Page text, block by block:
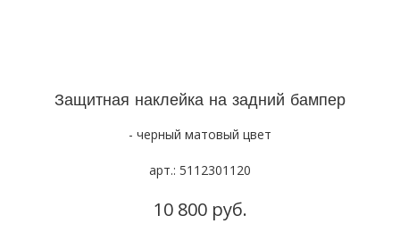
Защитная наклейка на задний бампер
- черный матовый цвет
арт.: 5112301120
10 800 руб.